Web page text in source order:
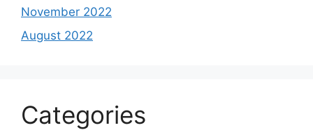
November 2022
August 2022
Categories